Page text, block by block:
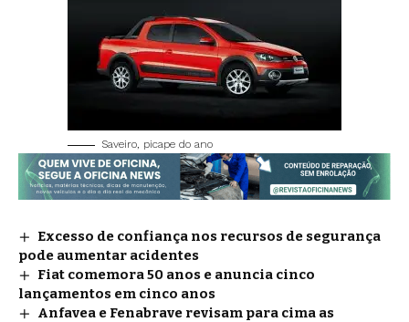
Saveiro, picape do ano
Excesso de confiança nos recursos de segurança
pode aumentar acidentes
Fiat comemora 50 anos e anuncia cinco
lançamentos em cinco anos
Anfavea e Fenabrave revisam para cima as